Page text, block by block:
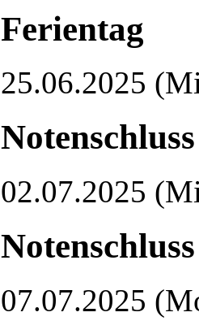
Ferientag
25.06.2025
02.07.2025
07.07.2025